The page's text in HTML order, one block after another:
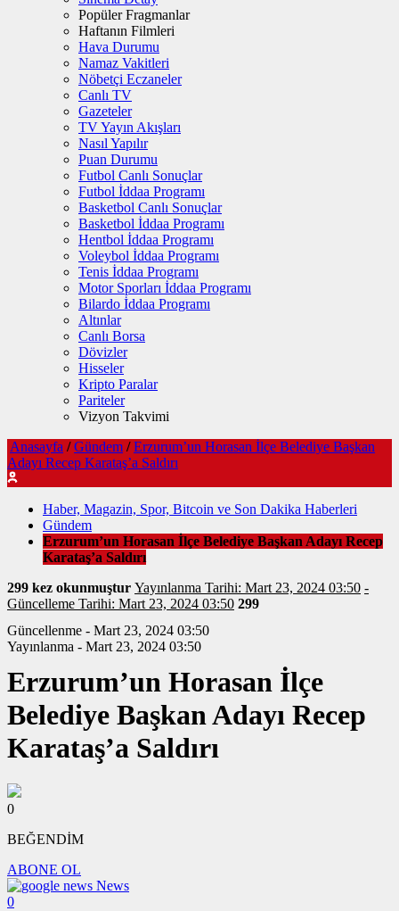
Popüler Fragmanlar
Haftanın Filmleri
Hava Durumu
Namaz Vakitleri
Nöbetçi Eczaneler
Canlı TV
Gazeteler
TV Yayın Akışları
Nasıl Yapılır
Puan Durumu
Futbol Canlı Sonuçlar
Futbol İddaa Programı
Basketbol Canlı Sonuçlar
Basketbol İddaa Programı
Hentbol İddaa Programı
Voleybol İddaa Programı
Tenis İddaa Programı
Motor Sporları İddaa Programı
Bilardo İddaa Programı
Altınlar
Canlı Borsa
Dövizler
Hisseler
Kripto Paralar
Pariteler
Vizyon Takvimi
Anasayfa / Gündem / Erzurum’un Horasan İlçe Belediye Başkan
Adayı Recep Karataş’a Saldırı
Haber, Magazin, Spor, Bitcoin ve Son Dakika Haberleri
Gündem
Erzurum’un Horasan İlçe Belediye Başkan Adayı Recep
Karataş’a Saldırı
299 kez okunmuştur Yayınlanma Tarihi: Mart 23, 2024 03:50 -
Güncelleme Tarihi: Mart 23, 2024 03:50 299
Güncellenme - Mart 23, 2024 03:50
Yayınlanma - Mart 23, 2024 03:50
Erzurum’un Horasan İlçe
Belediye Başkan Adayı Recep
Karataş’a Saldırı
0
BEĞENDİM
ABONE OL
News
0